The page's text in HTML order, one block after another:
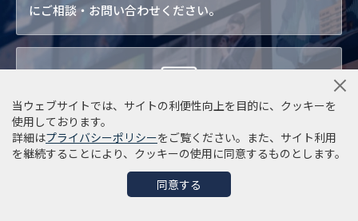
にご相談・お問い合わせください。
無料メールマガジン登録
WEB広告・マーケティング・プロモーションからSNS活
用まで。デジタルマーケティングに関する最新・お役立
ち情報をお届けします。こちらより無料メルマガご登録
当ウェブサイトでは、サイトの利便性向上を目的に、クッキーを
使用しております。
詳細はプライバシーポリシーをご覧ください。また、サイト利用
を継続することにより、クッキーの使用に同意するものとします。
同意する